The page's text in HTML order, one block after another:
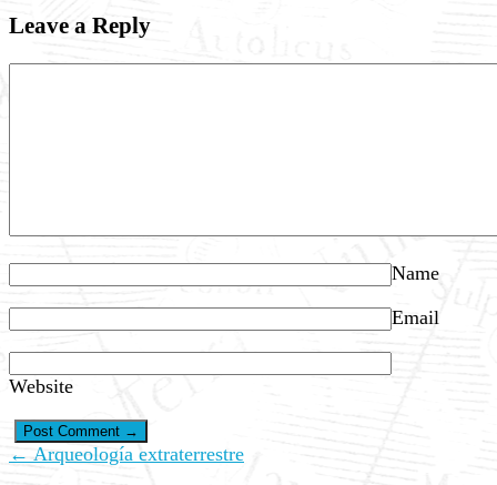
Leave a Reply
Name
Email
Website
← Arqueología extraterrestre